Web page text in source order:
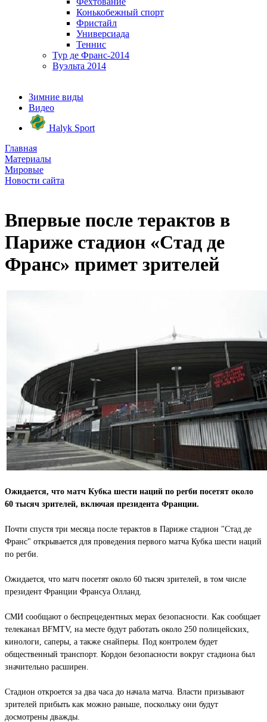
Конькобежный спорт
Фристайл
Универсиада
Теннис
Тур де Франс-2014
Вуэльта 2014
Зимние виды
Видео
Halyk Sport
Главная
Материалы
Мировые
Новости сайта
Впервые после терактов в
Париже стадион «Стад де
Франс» примет зрителей
Ожидается, что матч Кубка шести наций по регби посетят около
60 тысяч зрителей, включая президента Франции.
Почти спустя три месяца после терактов в Париже стадион "Стад де
Франс" открывается для проведения первого матча Кубка шести наций
по регби.
Ожидается, что матч посетят около 60 тысяч зрителей, в том числе
президент Франции Франсуа Олланд.
СМИ сообщают о беспрецедентных мерах безопасности. Как сообщает
телеканал BFMTV, на месте будут работать около 250 полицейских,
кинологи, саперы, а также снайперы. Под контролем будет
общественный транспорт. Кордон безопасности вокруг стадиона был
значительно расширен.
Стадион откроется за два часа до начала матча. Власти призывают
зрителей прибыть как можно раньше, поскольку они будут
досмотрены дважды.